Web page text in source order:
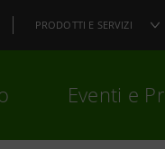
PRODOTTI E SERVIZI
Eventi e